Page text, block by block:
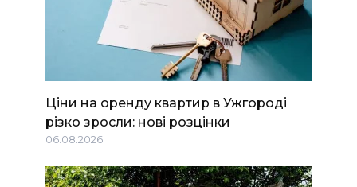
Ціни на оренду квартир в Ужгороді
різко зросли: нові розцінки
06.08.2026